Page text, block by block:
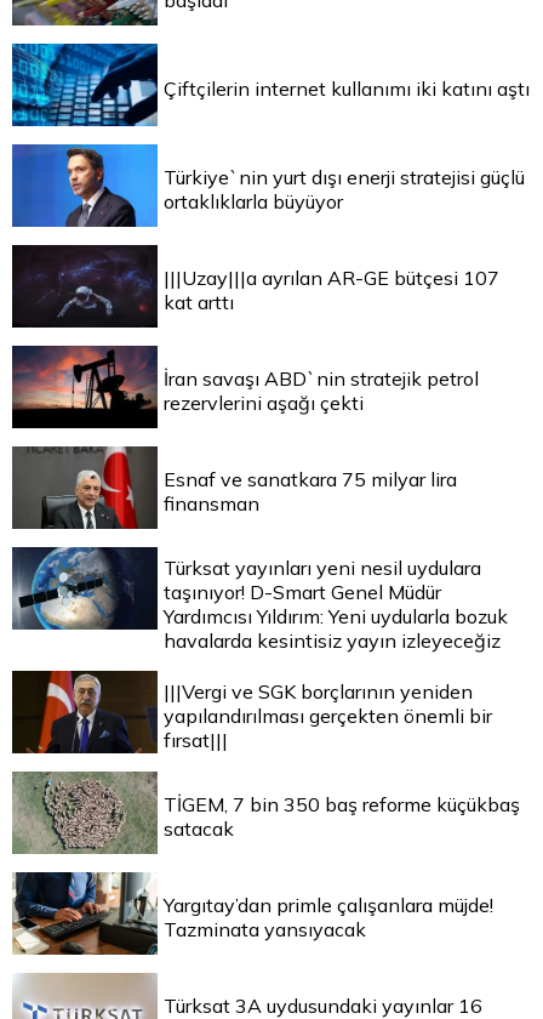
Çiftçilerin internet kullanımı iki katını aştı
Türkiye`nin yurt dışı enerji stratejisi güçlü
ortaklıklarla büyüyor
|||Uzay|||a ayrılan AR-GE bütçesi 107
kat arttı
İran savaşı ABD`nin stratejik petrol
rezervlerini aşağı çekti
Esnaf ve sanatkara 75 milyar lira
finansman
Türksat yayınları yeni nesil uydulara
taşınıyor! D-Smart Genel Müdür
Yardımcısı Yıldırım: Yeni uydularla bozuk
havalarda kesintisiz yayın izleyeceğiz
|||Vergi ve SGK borçlarının yeniden
yapılandırılması gerçekten önemli bir
fırsat|||
TİGEM, 7 bin 350 baş reforme küçükbaş
satacak
Yargıtay’dan primle çalışanlara müjde!
Tazminata yansıyacak
Türksat 3A uydusundaki yayınlar 16